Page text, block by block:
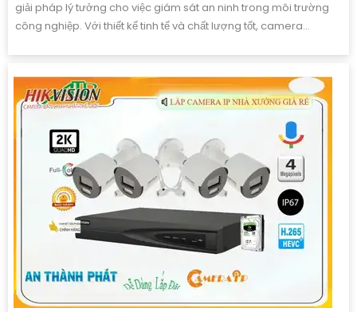
giải pháp lý tưởng cho việc giám sát an ninh trong môi trường
công nghiệp. Với thiết kế tinh tế và chất lượng tốt, camera...